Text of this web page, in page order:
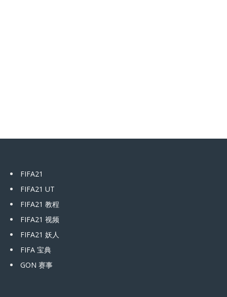
FIFA21
FIFA21 UT
FIFA21 教程
FIFA21 视频
FIFA21 妖人
FIFA 宝典
GON 赛事